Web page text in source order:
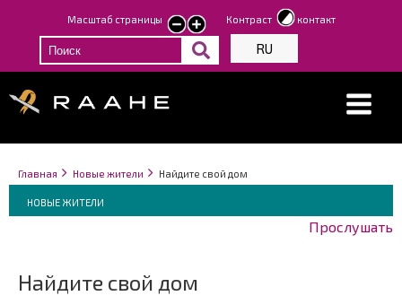
Перейти
к
основному
Масштаб страницы
smallerlarger
text
Контраст контакт
RU
Строка
навигации
You
here:
Главная Новые жители Найдите свой дом
Breadcrumbs
You
are
НОВЫЕ ЖИТЕЛИ
Прослушать
Найдите свой дом